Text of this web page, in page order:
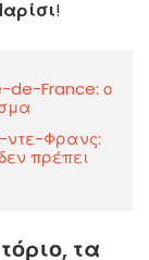
!
de-France: ο
ντε-Φρανς:
πρέπει
τα